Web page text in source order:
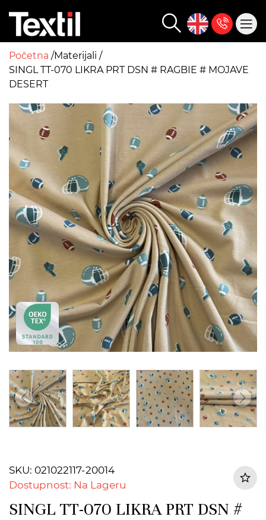
Početna Materijali
SINGL TT-070 LIKRA PRT DSN # RAGBIE # MOJAVE
DESERT
SKU: 021022117-20014
Dostupnost: Na Lageru
SINGL TT-070 LIKRA PRT DSN #